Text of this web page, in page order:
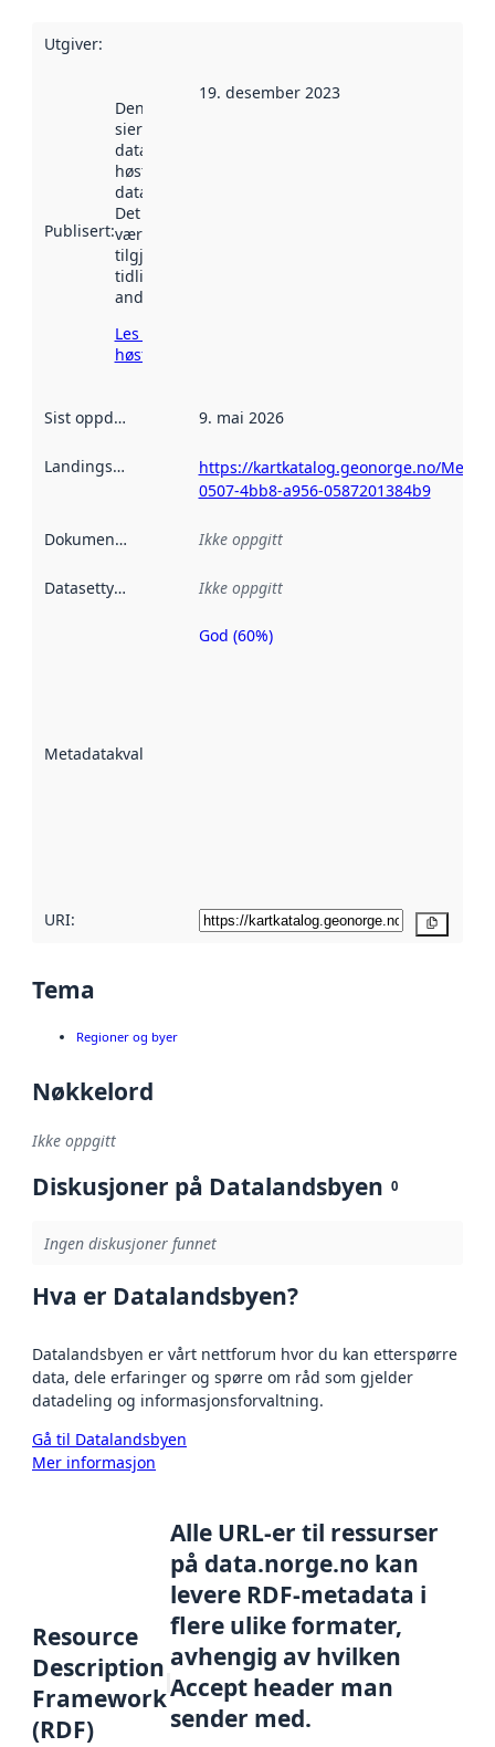
Utgiver:
Publisert:
Denne datoen
sier når
datasettet ble
høstet av
data.norge.no.
Det kan ha
vært
tilgjengelig
tidligere
andre steder.
Les mer om
høsting her
19. desember 2023
Sist oppdatert 9. mai 2026
Landingsside
https://kartkatalog.geonorge.no/
0507-4bb8-a956-0587201384b9
Dokumentasjon Ikke oppgitt
Datasettype Ikke oppgitt
Metadatakvalitet
Metadatakvalitet
God (60%)
URI:
Tema
Regioner og byer
Nøkkelord
Ikke oppgitt
Diskusjoner på Datalandsbyen 0
Ingen diskusjoner funnet
Hva er Datalandsbyen?
Datalandsbyen er vårt nettforum hvor du kan etterspørre
data, dele erfaringer og spørre om råd som gjelder
datadeling og informasjonsforvaltning.
Gå til Datalandsbyen
Mer informasjon
Resource
Description
Framework
(RDF)
Alle URL-er til ressurser
på data.norge.no kan
levere RDF-metadata i
flere ulike formater,
avhengig av hvilken
Accept header man
sender med.